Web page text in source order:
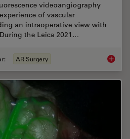
videoangiography
of vascular
an intraoperative view with
the Leica 2021…
AR Surgery